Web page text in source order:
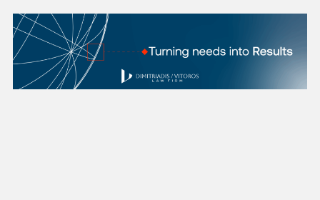
Pieria Social